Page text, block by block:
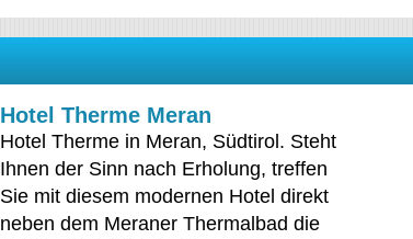
Hotel Therme Meran
Hotel Therme in Meran, Südtirol. Steht
Ihnen der Sinn nach Erholung, treffen
Sie mit diesem modernen Hotel direkt
neben dem Meraner Thermalbad die